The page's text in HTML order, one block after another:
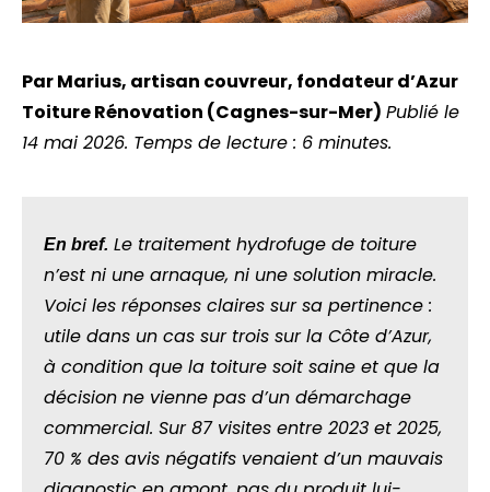
Par Marius, artisan couvreur, fondateur d’Azur
Toiture Rénovation (Cagnes-sur-Mer) Publié le
14 mai 2026. Temps de lecture : 6 minutes.
En bref. Le traitement hydrofuge de toiture
n’est ni une arnaque, ni une solution miracle.
Voici les réponses claires sur sa pertinence :
utile dans un cas sur trois sur la Côte d’Azur,
à condition que la toiture soit saine et que la
décision ne vienne pas d’un démarchage
commercial. Sur 87 visites entre 2023 et 2025,
70 % des avis négatifs venaient d’un mauvais